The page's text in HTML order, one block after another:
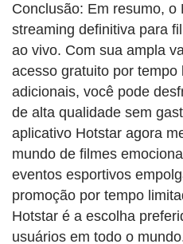
Conclusão: Em resumo, o
streaming definitiva para
ao vivo. Com sua ampla
acesso gratuito por
adicionais, você pode
de alta qualidade sem
aplicativo Hotstar agora
mundo de filmes
eventos esportivos
promoção por tempo
Hotstar é a escolha
usuários em todo o